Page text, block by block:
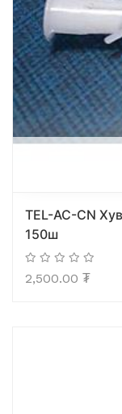
TEL-AC-CN
150ш
2,500.00 ₮